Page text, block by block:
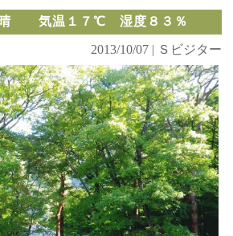
気温１７℃ 湿度８３％
2013/10/07 | Ｓビジター